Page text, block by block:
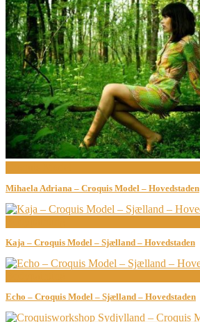
Mihaela Adriana – Croquis Model – Hovedstaden
Kaja – Croquis Model – Sjælland – Hovedstaden
Echo – Croquis Model – Sjælland – Hovedstaden